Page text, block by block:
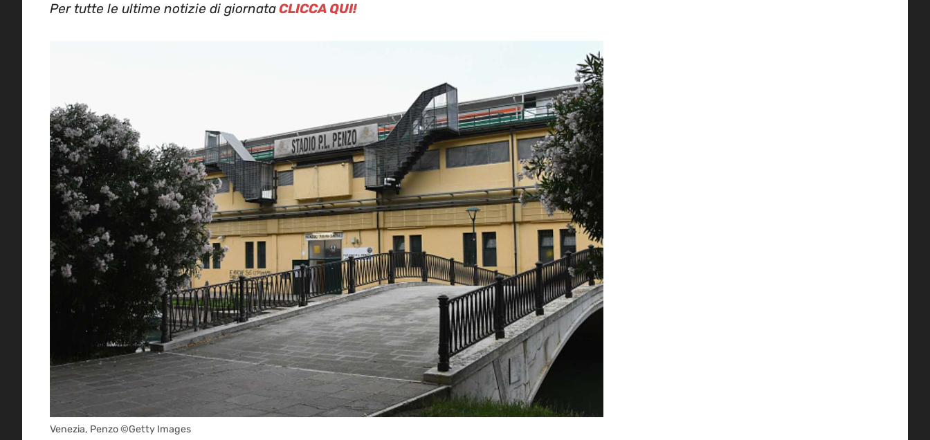
Per tutte le ultime notizie di giornataCLICCA QUI!
Venezia, Penzo ©Getty Images